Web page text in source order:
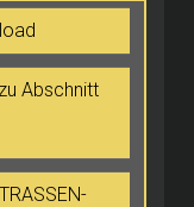
Abschnitt